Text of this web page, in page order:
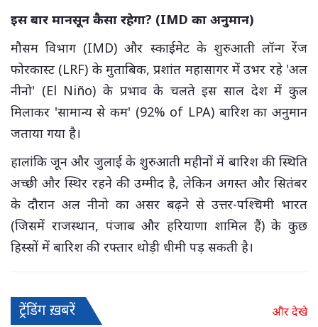
इस बार मानसून कैसा रहेगा? (IMD का अनुमान)
मौसम विभाग (IMD) और स्काईमेट के शुरुआती लॉन्ग रेंज
फोरकास्ट (LRF) के मुताबिक, प्रशांत महासागर में उभर रहे 'अल
नीनो' (El Niño) के प्रभाव के चलते इस साल देश में कुल
मिलाकर 'सामान्य से कम' (92% of LPA) बारिश का अनुमान
जताया गया है।
हालांकि जून और जुलाई के शुरुआती महीनों में बारिश की स्थिति
अच्छी और स्थिर रहने की उम्मीद है, लेकिन अगस्त और सितंबर
के दौरान अल नीनो का असर बढ़ने से उत्तर-पश्चिमी भारत
(जिसमें राजस्थान, पंजाब और हरियाणा शामिल हैं) के कुछ
हिस्सों में बारिश की रफ्तार थोड़ी धीमी पड़ सकती है।
ट्रेंडिंग ख़बरें और देखे